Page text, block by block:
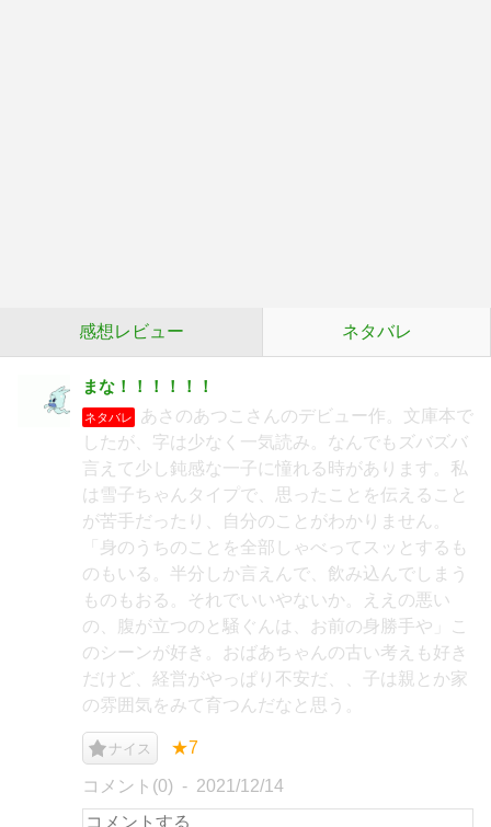
感想レビュー ネタバレ
まな！！！！！！
ネタバレ
あさのあつこさんのデビュー作。文庫本で
したが、字は少なく一気読み。なんでもズバズバ
言えて少し鈍感な一子に憧れる時があります。私
は雪子ちゃんタイプで、思ったことを伝えること
が苦手だったり、自分のことがわかりません。
「身のうちのことを全部しゃべってスッとするも
のもいる。半分しか言えんで、飲み込んでしまう
ものもおる。それでいいやないか。ええの悪い
の、腹が立つのと騒ぐんは、お前の身勝手や」こ
のシーンが好き。おばあちゃんの古い考えも好き
だけど、経営がやっぱり不安だ、、子は親とか家
の雰囲気をみて育つんだなと思う。
ナイス ★7
コメント(0) 2021/12/14